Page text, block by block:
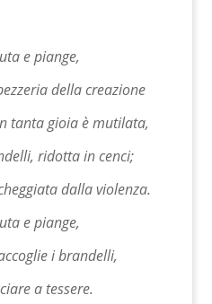
e piange,
della creazione
tanta gioia è mutilata,
ridotta in cenci;
dalla violenza.
e piange,
i brandelli,
a tessere.